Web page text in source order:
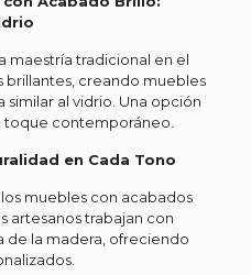
maestría tradicional en el
brillantes, creando muebles
similar al vidrio. Una opción
toque contemporáneo.
en Cada Tono
muebles con acabados
artesanos trabajan con
de la madera, ofreciendo